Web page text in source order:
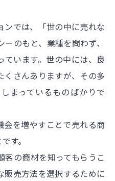
では、「世の中に売れな
のもと、業種を問わず、
ています。世の中には、良
くさんありますが、その多
まっているものばかりで
会を増やすことで売れる商
す。
の商材を知ってもらうこ
販売方法を選択するために